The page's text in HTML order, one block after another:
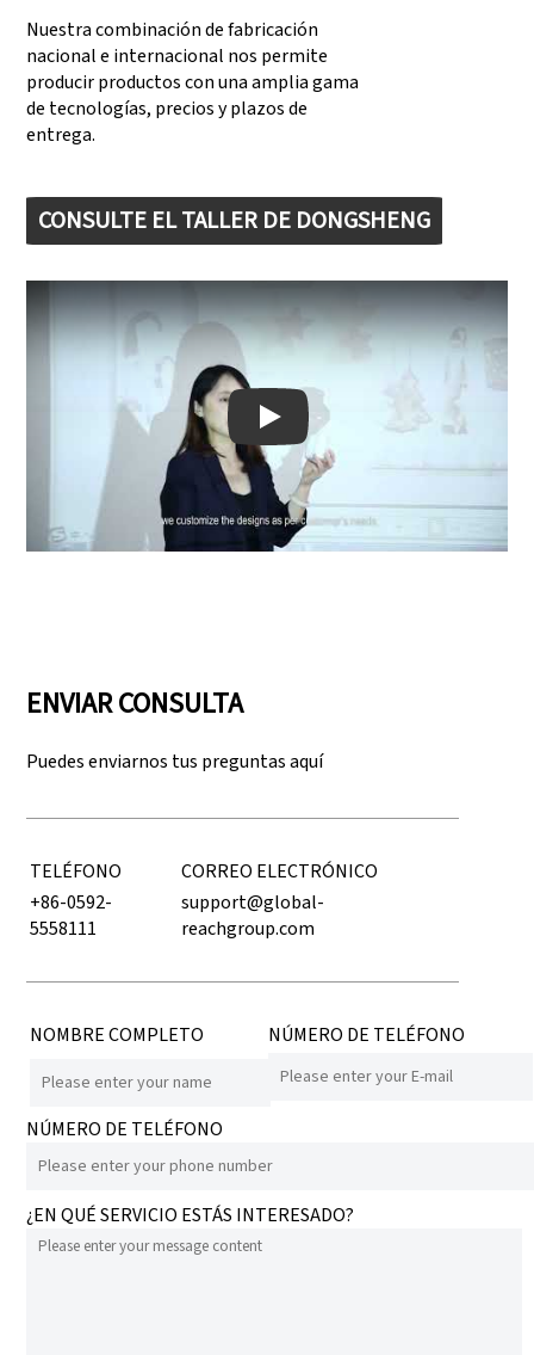
Nuestra combinación de fabricación
nacional e internacional nos permite
producir productos con una amplia gama
de tecnologías, precios y plazos de
entrega.
CONSULTE EL TALLER DE DONGSHENG
Play: Keynote (Google I/O '18)
ENVIAR CONSULTA
Puedes enviarnos tus preguntas aquí
TELÉFONO
CORREO ELECTRÓNICO
+86-0592-
5558111
support@global-
reachgroup.com
NOMBRE COMPLETO NÚMERO DE TELÉFONO
NÚMERO DE TELÉFONO
¿EN QUÉ SERVICIO ESTÁS INTERESADO?